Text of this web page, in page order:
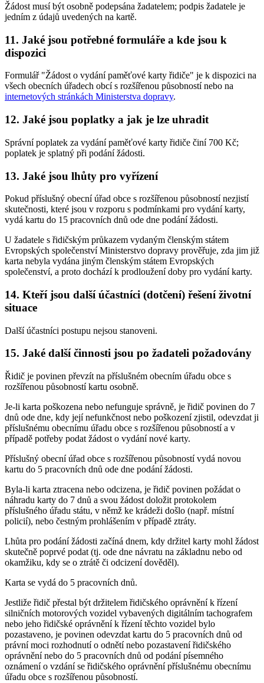
Žádost musí být osobně podepsána žadatelem; podpis žadatele je
jedním z údajů uvedených na kartě.
11. Jaké jsou potřebné formuláře a kde jsou k
dispozici
Formulář "Žádost o vydání paměťové karty řidiče" je k dispozici na
všech obecních úřadech obcí s rozšířenou působností nebo na
internetových stránkách Ministerstva dopravy.
12. Jaké jsou poplatky a jak je lze uhradit
Správní poplatek za vydání paměťové karty řidiče činí 700 Kč;
poplatek je splatný při podání žádosti.
13. Jaké jsou lhůty pro vyřízení
Pokud příslušný obecní úřad obce s rozšířenou působností nezjistí
skutečnosti, které jsou v rozporu s podmínkami pro vydání karty,
vydá kartu do 15 pracovních dnů ode dne podání žádosti.
U žadatele s řidičským průkazem vydaným členským státem
Evropských společenství Ministerstvo dopravy prověřuje, zda jim již
karta nebyla vydána jiným členským státem Evropských
společenství, a proto dochází k prodloužení doby pro vydání karty.
14. Kteří jsou další účastníci (dotčení) řešení životní
situace
Další účastníci postupu nejsou stanoveni.
15. Jaké další činnosti jsou po žadateli požadovány
Řidič je povinen převzít na příslušném obecním úřadu obce s
rozšířenou působností kartu osobně.
Je-li karta poškozena nebo nefunguje správně, je řidič povinen do 7
dnů ode dne, kdy její nefunkčnost nebo poškození zjistil, odevzdat ji
příslušnému obecnímu úřadu obce s rozšířenou působností a v
případě potřeby podat žádost o vydání nové karty.
Příslušný obecní úřad obce s rozšířenou působností vydá novou
kartu do 5 pracovních dnů ode dne podání žádosti.
Byla-li karta ztracena nebo odcizena, je řidič povinen požádat o
náhradu karty do 7 dnů a svou žádost doložit protokolem
příslušného úřadu státu, v němž ke krádeži došlo (např. místní
policií), nebo čestným prohlášením v případě ztráty.
Lhůta pro podání žádosti začíná dnem, kdy držitel karty mohl žádost
skutečně poprvé podat (tj. ode dne návratu na základnu nebo od
okamžiku, kdy se o ztrátě či odcizení dověděl).
Karta se vydá do 5 pracovních dnů.
Jestliže řidič přestal být držitelem řidičského oprávnění k řízení
silničních motorových vozidel vybavených digitálním tachografem
nebo jeho řidičské oprávnění k řízení těchto vozidel bylo
pozastaveno, je povinen odevzdat kartu do 5 pracovních dnů od
právní moci rozhodnutí o odnětí nebo pozastavení řidičského
oprávnění nebo do 5 pracovních dnů od podání písemného
oznámení o vzdání se řidičského oprávnění příslušnému obecnímu
úřadu obce s rozšířenou působností.